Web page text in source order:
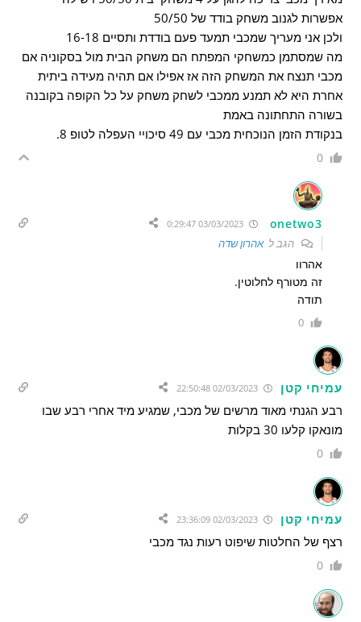
אפשרות לגנוב משחק בודד של 50/50
ולכן אני מעריך שמכבי תמעד פעם בודדת ותסיים 16-18
מה שמסתמן כמשחקי המפתח הם משחק הבית מול בסקוניה אם
מכבי תנצח את המשחק הזה אז אפילו אם תהיה מעידה ביתית
אחרת היא לא תמנע ממכבי לשחק משחק על כל הקופה בקובנה
בשורה התחתונה באמת
בנקודת הזמן הנוכחית מכבי עם 49 סיכויי העפלה לטופ 8.
0
onetwo3
03/03/2023 0:29:47
הגב לאהרון שדה
אהרוו
זה מטורף לחלוטין.
תודה
0
עמיחי קטן
רבע הגנתי מאוד מרשים של מכבי, שמגיע מיד אחרי רבע שבו
מונאקו קלעו 30 בקלות
0
עמיחי קטן
רצף של החלטות שיפוט רעות נגד מכבי
0